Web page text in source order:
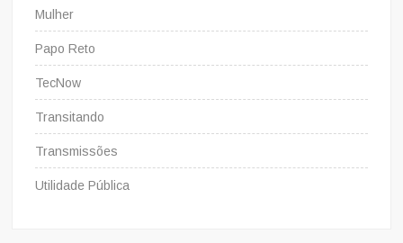
Mulher
Papo Reto
TecNow
Transitando
Transmissões
Utilidade Pública